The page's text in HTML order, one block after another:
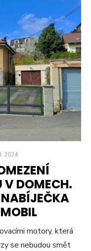
2024
V DOMECH.
motory, která
se nebudou smět